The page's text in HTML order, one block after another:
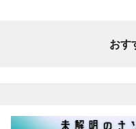
おす